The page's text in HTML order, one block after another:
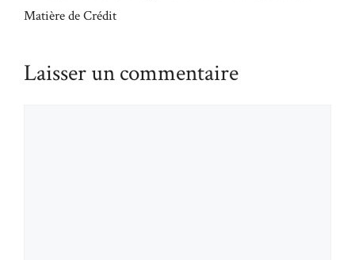
Matière de Crédit
Laisser un commentaire